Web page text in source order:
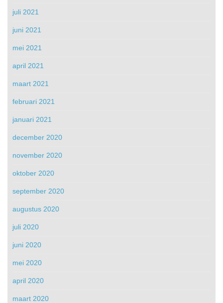
juli 2021
juni 2021
mei 2021
april 2021
maart 2021
februari 2021
januari 2021
december 2020
november 2020
oktober 2020
september 2020
augustus 2020
juli 2020
juni 2020
mei 2020
april 2020
maart 2020